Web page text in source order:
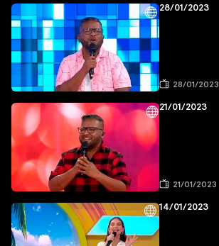
28/01/2023
28/01/2023
21/01/2023
21/01/2023
14/01/2023